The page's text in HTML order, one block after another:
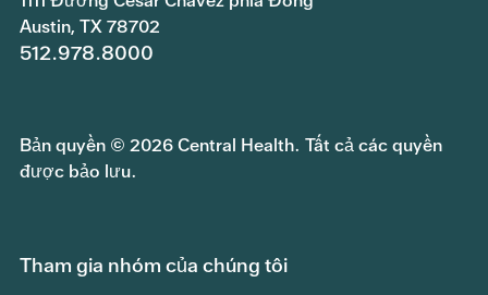
Austin, TX 78702
512.978.8000
Bản quyền © 2026 Central Health. Tất cả các quyền
được bảo lưu.
Tham gia nhóm của chúng tôi